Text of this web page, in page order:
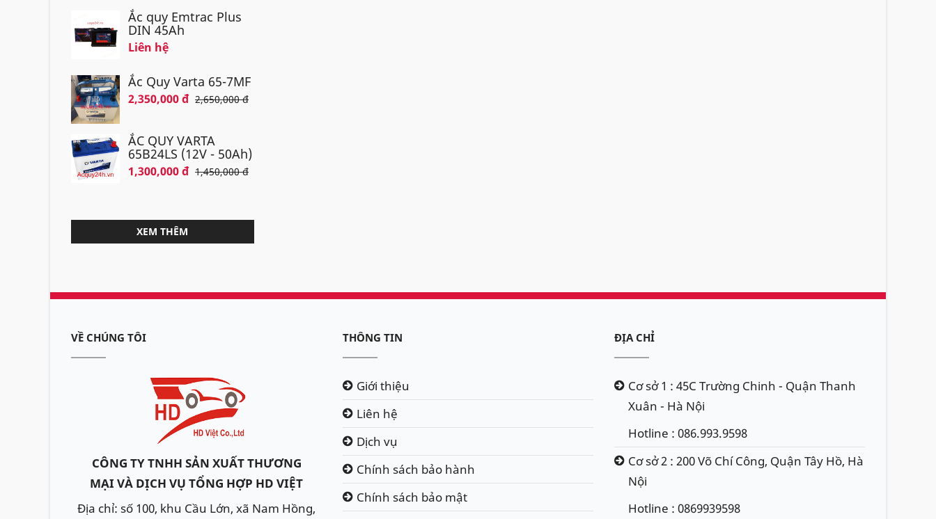
Ắc quy Emtrac Plus
DIN 45Ah
Liên hệ
Ắc Quy Varta 65-7MF
2,350,000 đ 2,650,000 đ
ẮC QUY VARTA
65B24LS (12V - 50Ah)
1,300,000 đ 1,450,000 đ
XEM THÊM
VỀ CHÚNG TÔI
CÔNG TY TNHH SẢN XUẤT THƯƠNG
MẠI VÀ DỊCH VỤ TỔNG HỢP HD VIỆT
Địa chỉ: số 100, khu Cầu Lớn, xã Nam Hồng,
THÔNG TIN
Giới thiệu
Liên hệ
Dịch vụ
Chính sách bảo hành
Chính sách bảo mật
ĐỊA CHỈ
Cơ sở 1 : 45C Trường Chinh - Quận Thanh
Xuân - Hà Nội
Hotline : 086.993.9598
Cơ sở 2 : 200 Võ Chí Công, Quận Tây Hồ, Hà
Nội
Hotline : 0869939598